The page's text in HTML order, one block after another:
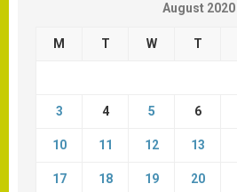
August 2020
M T W T
3 4 5 6
10 11 12 13
17 18 19 20